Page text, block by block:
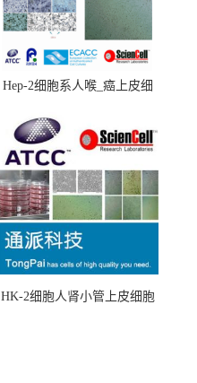
Hep-2细胞系人喉_癌上皮细
HK-2细胞人肾小管上皮细胞